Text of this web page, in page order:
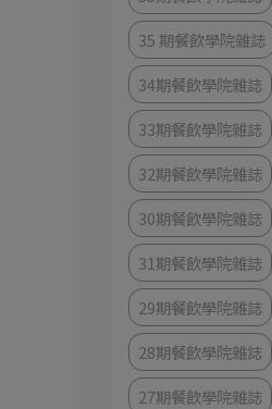
35 期餐飲學院雜誌
34期餐飲學院雜誌
33期餐飲學院雜誌
32期餐飲學院雜誌
30期餐飲學院雜誌
31期餐飲學院雜誌
29期餐飲學院雜誌
28期餐飲學院雜誌
27期餐飲學院雜誌